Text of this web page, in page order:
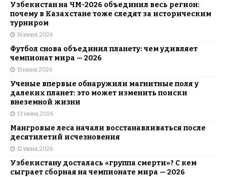
Узбекистан на ЧМ-2026 объединил весь регион:
почему в Казахстане тоже следят за историческим
турниром
16 июня, 2026
Футбол снова объединил планету: чем удивляет
чемпионат мира — 2026
15 июня, 2026
Ученые впервые обнаружили магнитные поля у
далеких планет: это может изменить поиски
внеземной жизни
13 июня, 2026
Мангровые леса начали восстанавливаться после
десятилетий исчезновения
12 июня, 2026
Узбекистану досталась «группа смерти»? С кем
сыграет сборная на чемпионате мира — 2026